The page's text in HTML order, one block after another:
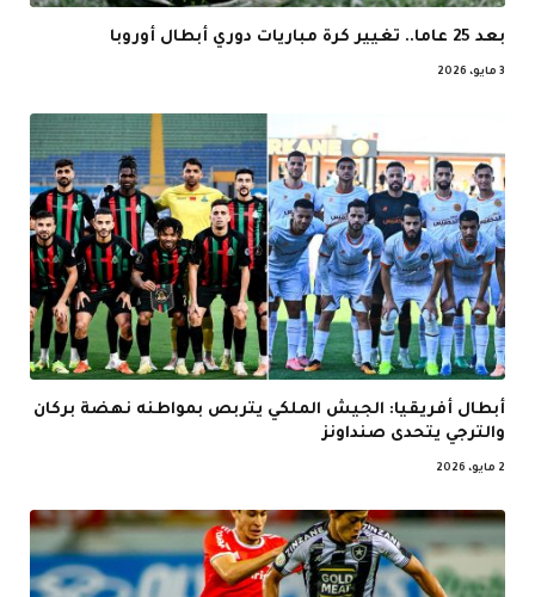
بعد 25 عاما.. تغيير كرة مباريات دوري أبطال أوروبا
3 مايو، 2026
أبطال أفريقيا: الجيش الملكي يتربص بمواطنه نهضة بركان
والترجي يتحدى صنداونز
2 مايو، 2026